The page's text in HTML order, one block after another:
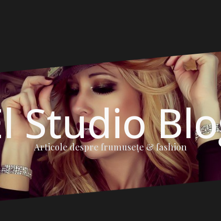
Studio
Articole despre frumuseţe & fashion